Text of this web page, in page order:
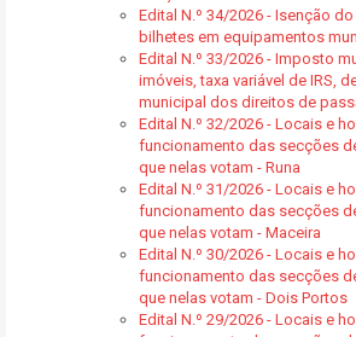
Edital N.º 34/2026 - Isenção
bilhetes em equipamentos
Edital N.º 33/2026 - Imposto
imóveis, taxa variável de IRS,
municipal dos direitos de
Edital N.º 32/2026 - Locais e
funcionamento das secções
que nelas votam - Runa
Edital N.º 31/2026 - Locais e
funcionamento das secções
que nelas votam - Maceira
Edital N.º 30/2026 - Locais e
funcionamento das secções
que nelas votam - Dois Portos
Edital N.º 29/2026 - Locais e